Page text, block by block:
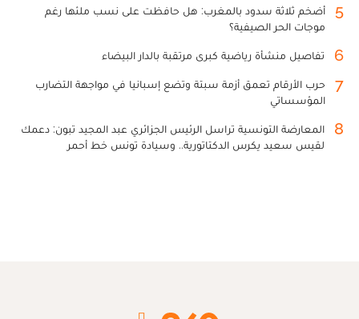
5
أضخم ثلاثة سدود بالمغرب: هل حافظت على نسب ملئها رغم
موجات الحر الصيفية؟
6 تفاصيل منشأة رياضية كبرى مرتقبة بالدار البيضاء
7
حرب الأرقام تعمق أزمة سبتة وتضع إسبانيا في مواجهة التضارب
المؤسساتي
8
المعارضة التونسية تراسل الرئيس الجزائري عبد المجيد تبون: دعمك
لقيس سعيد يكرس الدكتاتورية.. وسيادة تونس خط أحمر